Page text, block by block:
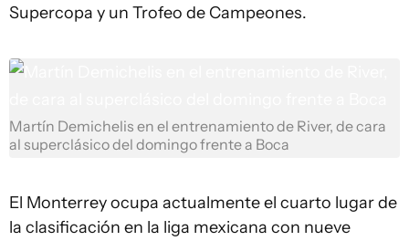
Supercopa y un Trofeo de Campeones.
Martín Demichelis en el entrenamiento de River, de cara
al superclásico del domingo frente a Boca
El Monterrey ocupa actualmente el cuarto lugar de
la clasificación en la liga mexicana con nueve